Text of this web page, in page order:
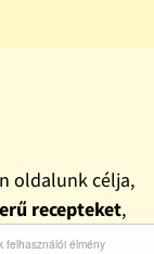
felhasználói élmény
oldalunk célja,
recepteket,
.